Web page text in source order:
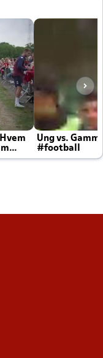
Ung vs.
#football